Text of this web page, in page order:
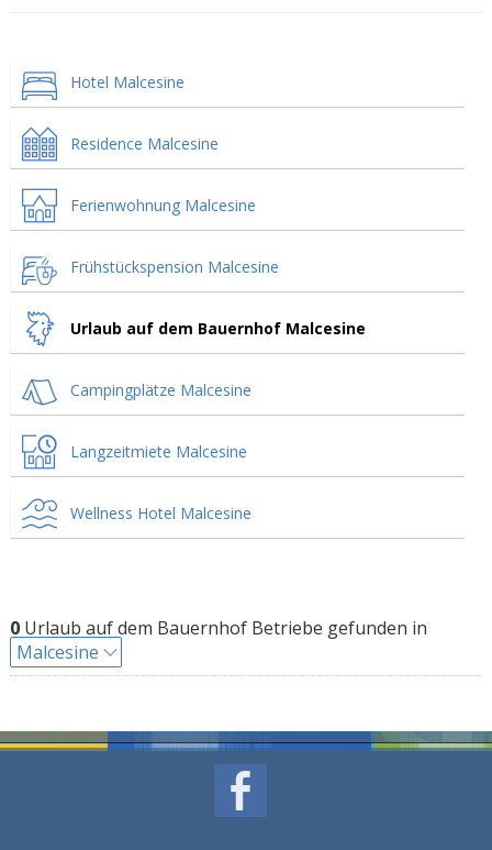
Hotel Malcesine
Residence Malcesine
Ferienwohnung Malcesine
Frühstückspension Malcesine
Urlaub auf dem Bauernhof Malcesine
Campingplätze Malcesine
Langzeitmiete Malcesine
Wellness Hotel Malcesine
0Urlaub auf dem Bauernhof Betriebe gefunden in
Malcesine